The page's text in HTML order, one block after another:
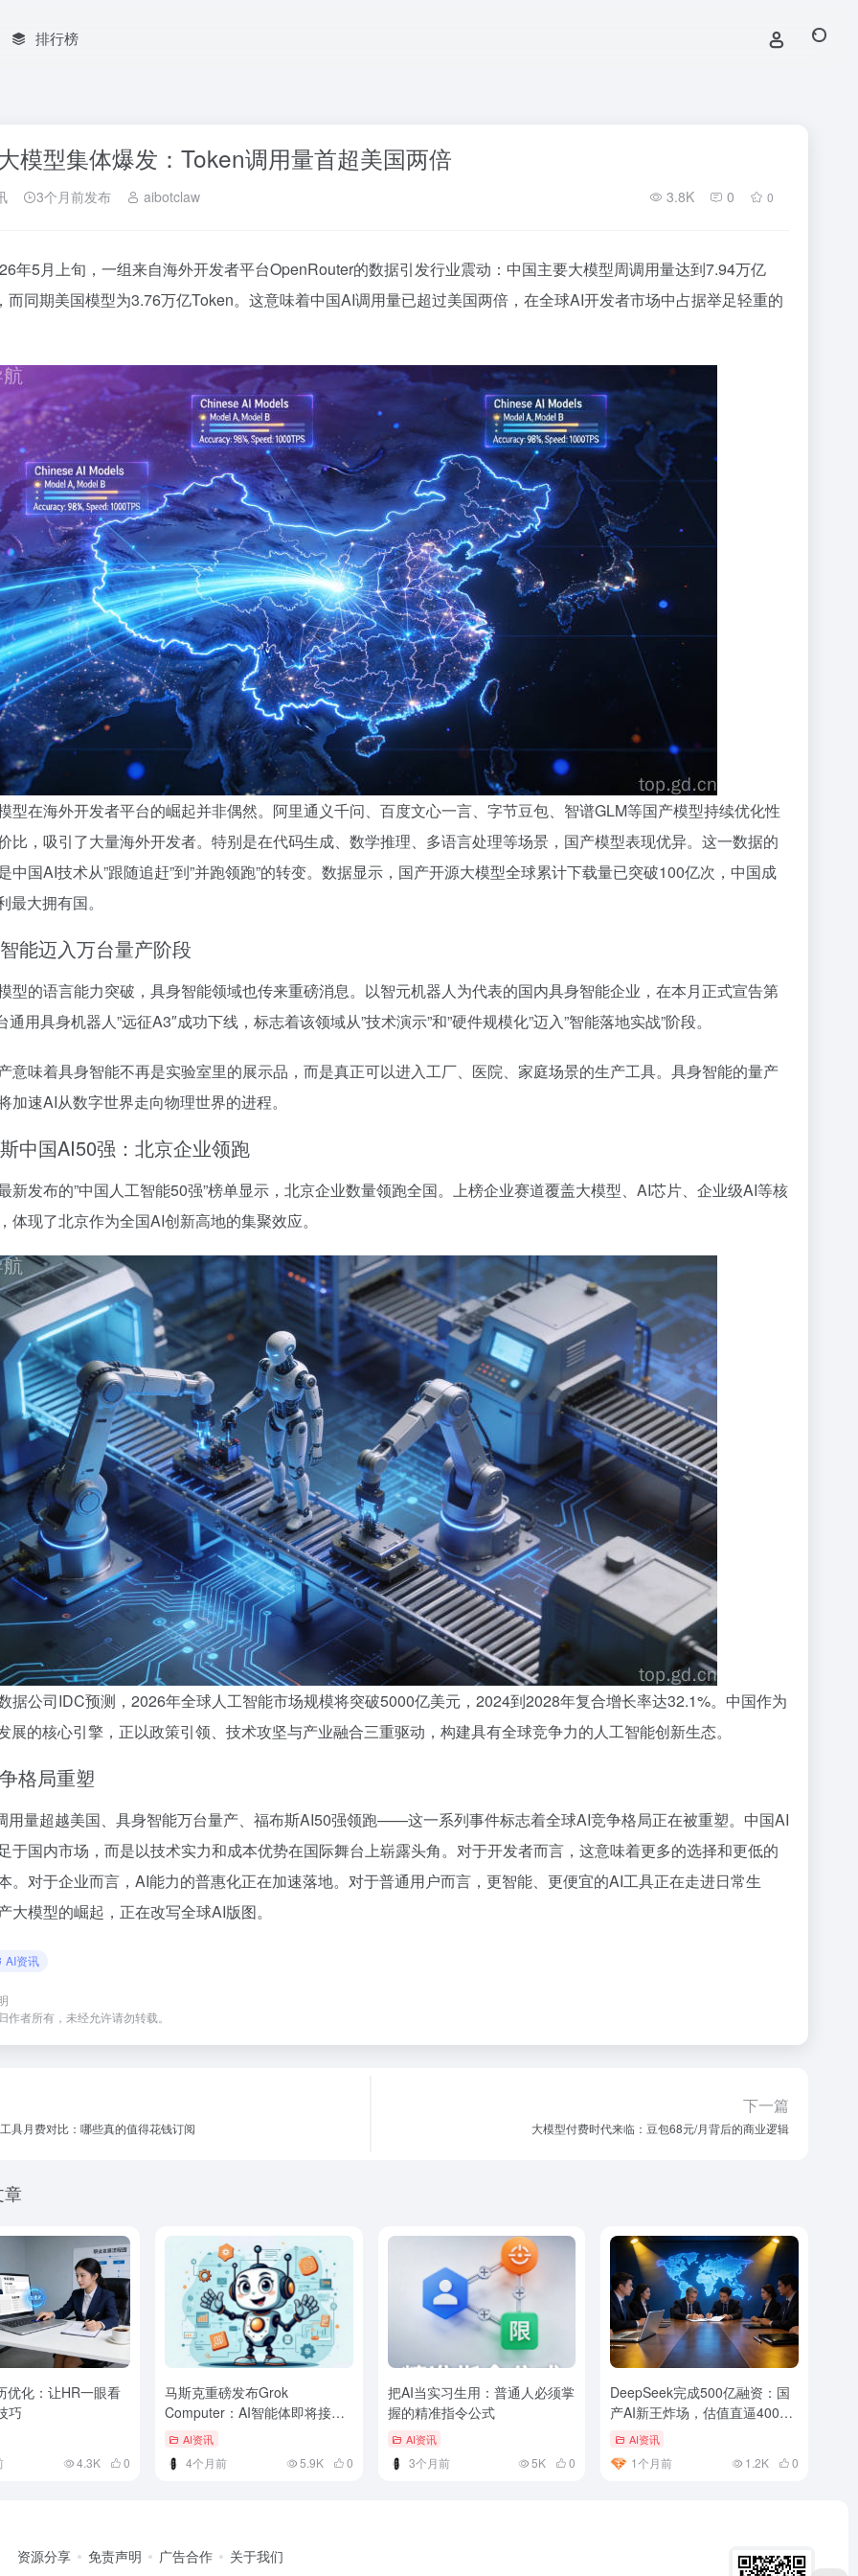
排行榜
模型集体爆发：Token调用量首超美国两倍
3个月前发布 aibotclaw 3.8K 0 0
年5月上旬，一组来自海外开发者平台OpenRouter的数据引发行业震动：中国主要大模型周调用量达到7.94万亿
而同期美国模型为3.76万亿Token。这意味着中国AI调用量已超过美国两倍，在全球AI开发者市场中占据举足轻重的
型在海外开发者平台的崛起并非偶然。阿里通义千问、百度文心一言、字节豆包、智谱GLM等国产模型持续优化性
比，吸引了大量海外开发者。特别是在代码生成、数学推理、多语言处理等场景，国产模型表现优异。这一数据的
中国AI技术从”跟随追赶”到”并跑领跑”的转变。数据显示，国产开源大模型全球累计下载量已突破100亿次，中国成
最大拥有国。
能迈入万台量产阶段
型的语言能力突破，具身智能领域也传来重磅消息。以智元机器人为代表的国内具身智能企业，在本月正式宣告第
通用具身机器人”远征A3″成功下线，标志着该领域从”技术演示”和”硬件规模化”迈入”智能落地实战”阶段。
意味着具身智能不再是实验室里的展示品，而是真正可以进入工厂、医院、家庭场景的生产工具。具身智能的量产
加速AI从数字世界走向物理世界的进程。
中国AI50强：北京企业领跑
新发布的”中国人工智能50强”榜单显示，北京企业数量领跑全国。上榜企业赛道覆盖大模型、AI芯片、企业级AI等核
体现了北京作为全国AI创新高地的集聚效应。
据公司IDC预测，2026年全球人工智能市场规模将突破5000亿美元，2024到2028年复合增长率达32.1%。中国作为
展的核心引擎，正以政策引领、技术攻坚与产业融合三重驱动，构建具有全球竞争力的人工智能创新生态。
格局重塑
用量超越美国、具身智能万台量产、福布斯AI50强领跑——这一系列事件标志着全球AI竞争格局正在被重塑。中国AI
于国内市场，而是以技术实力和成本优势在国际舞台上崭露头角。对于开发者而言，这意味着更多的选择和更低的
。对于企业而言，AI能力的普惠化正在加速落地。对于普通用户而言，更智能、更便宜的AI工具正在走进日常生
大模型的崛起，正在改写全球AI版图。
AI资讯
作者所有，未经允许请勿转载。
具月费对比：哪些真的值得花钱订阅
下一篇
大模型付费时代来临：豆包68元/月背后的商业逻辑
章
优化：让HR一眼看
巧
4.3K 0
马斯克重磅发布Grok
Computer：AI智能体即将接管
你的电脑
AI资讯
4个月前 5.9K 0
把AI当实习生用：普通人必须掌
握的精准指令公式
AI资讯
3个月前 5K 0
DeepSeek完成500亿融资：国
产AI新王炸场，估值直逼4000
亿 AI资讯
1个月前 1.2K 0
资源分享 免责声明 广告合作 关于我们